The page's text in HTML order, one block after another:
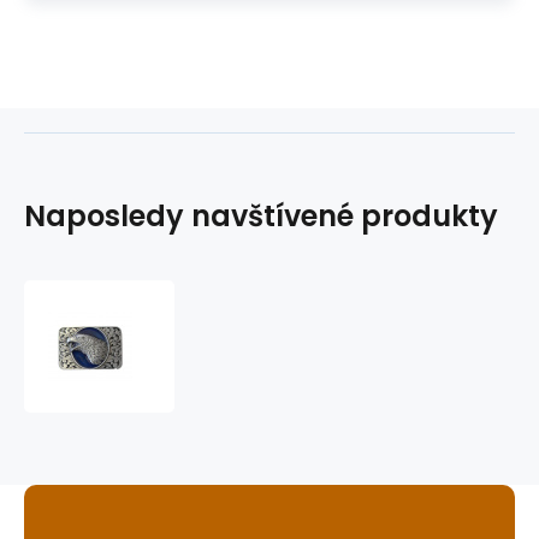
Naposledy navštívené produkty